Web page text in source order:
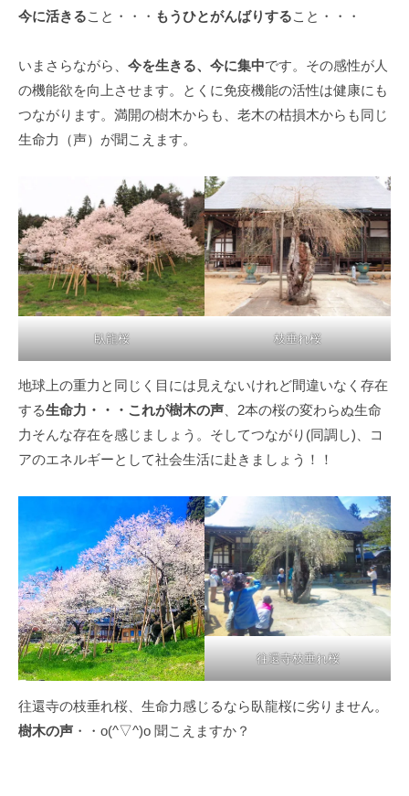
今に活きること・・・ もうひとがんばりすること・・・
いまさらながら、 今を生きる、今に集中です。その感性が人
の機能欲を向上させます。とくに免疫機能の活性は健康にも
つながります。満開の樹木からも、老木の枯損木からも同じ
生命力（声）が聞こえます。
臥龍桜 枝垂れ桜
地球上の重力と同じく目には見えないけれど間違いなく存在
する生命力・・・これが樹木の声 、2本の桜の変わらぬ生命
力そんな存在を感じましょう。そしてつながり(同調し)、コ
アのエネルギーとして社会生活に赴きましょう！！
往還寺枝垂れ桜
往還寺の枝垂れ桜、生命力感じるなら臥龍桜に劣りません。
樹木の声 ・・o(^▽^)o 聞こえますか？